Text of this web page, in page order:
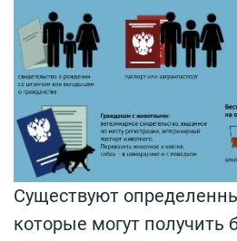
Существуют
которые могут получить